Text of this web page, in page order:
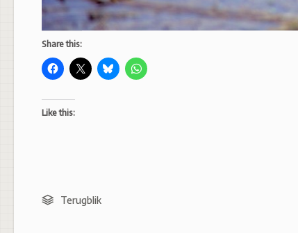
Share this:
Like this:
Terugblik